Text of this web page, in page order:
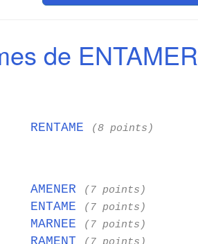
de ENTAMER
RENTAME (8 points)
AMENER (7 points)
ENTAME (7 points)
MARNEE (7 points)